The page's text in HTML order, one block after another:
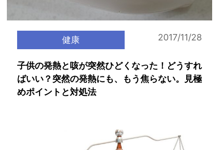
健康 2017/11/28
子供の発熱と咳が突然ひどくなった！どうすれ
ばいい？突然の発熱にも、もう焦らない。見極
めポイントと対処法